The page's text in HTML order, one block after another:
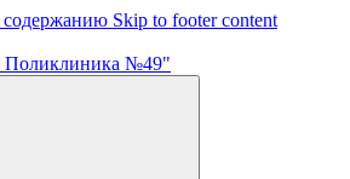
содержанию Skip to footer content
Поликлиника №49"